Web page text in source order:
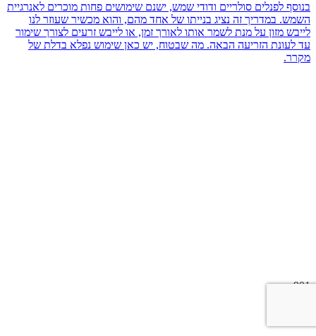
בנוסף לפנלים סולריים ודודי שמש, ישנם שימושים פחות מוכרים לאנרגיית
השמש. במדריך זה נציג בנייתו של אחד מהם, והוא מכשיר שעוזר לנו
לייבש מזון על מנת לשמר אותו לאורך זמן, או לייבש זרעים לצורך שימור
עד לעונת הזריעה הבאה. מה שבטוח, יש כאן שימוש נפלא בדלת של
מקרר.
901